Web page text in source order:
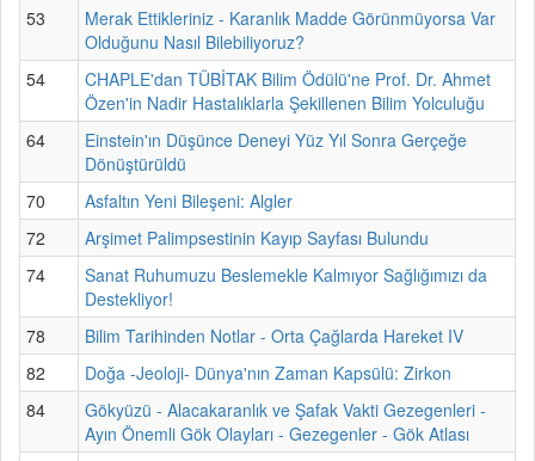
53
Merak Ettikleriniz - Karanlık Madde Görünmüyorsa Var
Olduğunu Nasıl Bilebiliyoruz?
54
CHAPLE'dan TÜBİTAK Bilim Ödülü'ne Prof. Dr. Ahmet
Özen'in Nadir Hastalıklarla Şekillenen Bilim Yolculuğu
64
Einstein'ın Düşünce Deneyi Yüz Yıl Sonra Gerçeğe
Dönüştürüldü
70
Asfaltın Yeni Bileşeni: Algler
72
Arşimet Palimpsestinin Kayıp Sayfası Bulundu
74
Sanat Ruhumuzu Beslemekle Kalmıyor Sağlığımızı da
Destekliyor!
78
Bilim Tarihinden Notlar - Orta Çağlarda Hareket IV
82
Doğa -Jeoloji- Dünya'nın Zaman Kapsülü: Zirkon
84
Gökyüzü - Alacakaranlık ve Şafak Vakti Gezegenleri -
Ayın Önemli Gök Olayları - Gezegenler - Gök Atlası